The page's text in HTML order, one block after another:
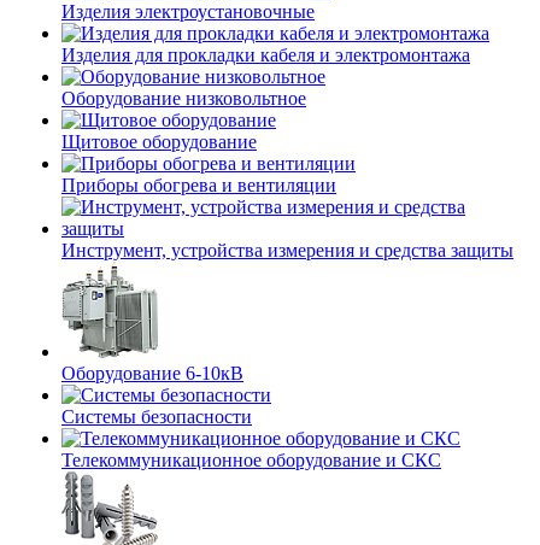
Изделия электроустановочные
Изделия для прокладки кабеля и электромонтажа
Оборудование низковольтное
Щитовое оборудование
Приборы обогрева и вентиляции
Инструмент, устройства измерения и средства защиты
Оборудование 6-10кВ
Системы безопасности
Телекоммуникационное оборудование и СКС